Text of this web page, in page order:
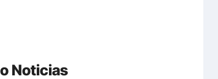
Noticias